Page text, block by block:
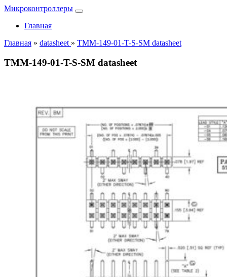
Микроконтроллеры
Главная
Главная » datasheet » TMM-149-01-T-S-SM datasheet
TMM-149-01-T-S-SM datasheet